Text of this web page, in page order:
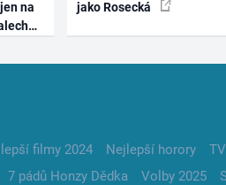
na
jako Rosecká
filmy 2024 Nejlepší horory
7 pádů Honzy Dědka Volby 2025